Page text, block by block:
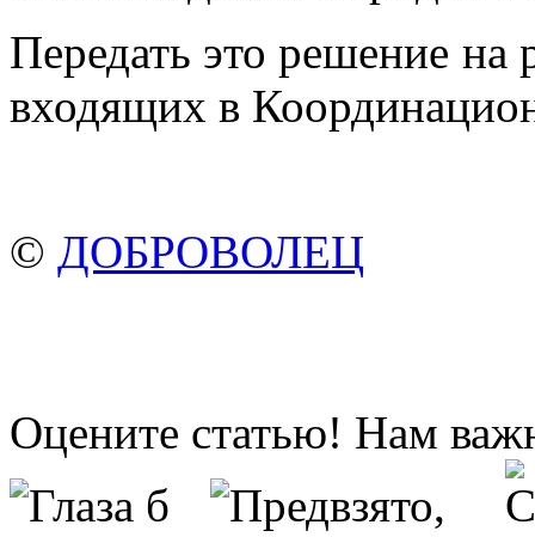
Передать это решение на
входящих в
© ДОБРОВОЛЕЦ
Оцените статью! Нам